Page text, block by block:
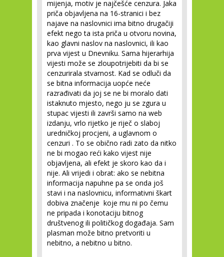
mijenja, motiv je najčešće cenzura. Jaka
priča objavljena na 16-stranici i bez
najave na naslovnici ima bitno drugačiji
efekt nego ta ista priča u otvoru novina,
kao glavni naslov na naslovnici, ili kao
prva vijest u Dnevniku. Sama hijerarhija
vijesti može se zloupotrijebiti da bi se
cenzurirala stvarnost. Kad se odluči da
se bitna informacija uopće neće
razrađivati da joj se ne bi moralo dati
istaknuto mjesto, nego ju se zgura u
stupac vijesti ili završi samo na web
izdanju, vrlo rijetko je riječ o slaboj
uredničkoj procjeni, a uglavnom o
cenzuri . To se obično radi zato da nitko
ne bi mogao reći kako vijest nije
objavljena, ali efekt je skoro kao da i
nije. Ali vrijedi i obrat: ako se nebitna
informacija napuhne pa se onda još
stavi i na naslovnicu, informativni škart
dobiva značenje koje mu ni po čemu
ne pripada i konotaciju bitnog
društvenog ili političkog događaja. Sam
plasman može bitno pretvoriti u
nebitno, a nebitno u bitno.